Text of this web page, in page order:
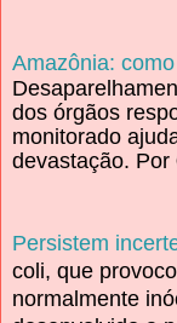
Amazônia:
dos órgãos
monitorado
devastação. Por
Persistem
coli, que
normalmente